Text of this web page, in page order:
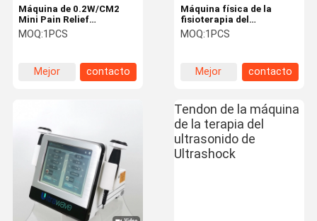
Máquina física de la
fisioterapia del
ultrasonido del Massager
para el dolor común
MOQ:1PCS
Mejor
contacto
Máquina de 0.2W/CM2
Mini Pain Relief
Ultrasound
Physiotherapy
MOQ:1PCS
Mejor
contacto